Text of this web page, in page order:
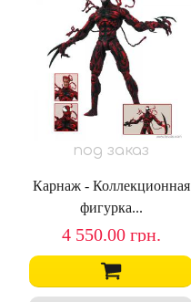
под заказ
Карнаж - Коллекционная
фигурка...
4 550.00 грн.